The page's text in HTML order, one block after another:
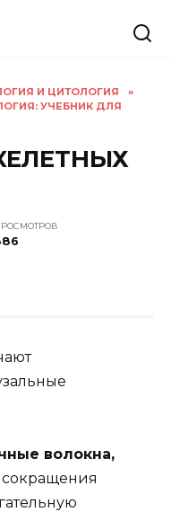
И ЦИТОЛОГИЯ
»
УЧЕБНИК ДЛЯ
волокна,